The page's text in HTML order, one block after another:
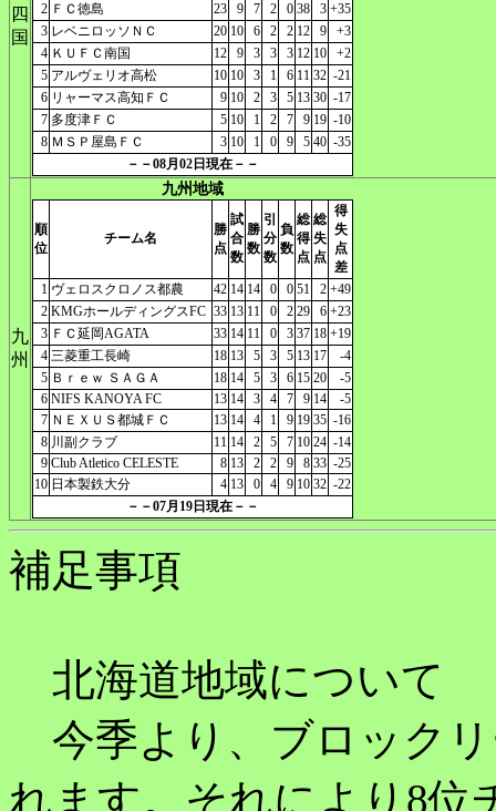
四
国
2 ＦＣ徳島 23 9 7 2 0 38 3 +35
3 レベニロッソＮＣ 20 10 6 2 2 12 9
+3
4 ＫＵＦＣ南国 12 9 3 3 3 12 10
+2
5 アルヴェリオ高松 10 10 3 1 6 11 32 -21
6 リャーマス高知ＦＣ 9 10 2 3 5 13 30 -17
7 多度津ＦＣ 5 10 1 2 7 9 19 -10
8 ＭＳＰ屋島ＦＣ 3 10 1 0 9 5 40 -35
－－08月02日現在－－
九
州
九州地域
順
位
チーム名
勝
点
試
合
数
勝
数
引
分
数
負
数
総
得
点
総
失
点
得
失
点
差
1 ヴェロスクロノス都農 42 14 14 0 0 51 2 +49
2 KMGホールディングスFC 33 13 11 0 2 29 6 +23
3 ＦＣ延岡AGATA 33 14 11 0 3 37 18 +19
4 三菱重工長崎 18 13 5 3 5 13 17
-4
5 Ｂｒｅｗ ＳＡＧＡ 18 14 5 3 6 15 20
-5
6 NIFS KANOYA FC 13 14 3 4 7 9 14
-5
7 ＮＥＸＵＳ都城ＦＣ 13 14 4 1 9 19 35 -16
8 川副クラブ 11 14 2 5 7 10 24 -14
9 Club Atletico CELESTE 8 13 2 2 9 8 33 -25
10 日本製鉄大分 4 13 0 4 9 10 32 -22
－－07月19日現在－－
補足事項
北海道地域について
今季より、ブロック
れます。それにより8位